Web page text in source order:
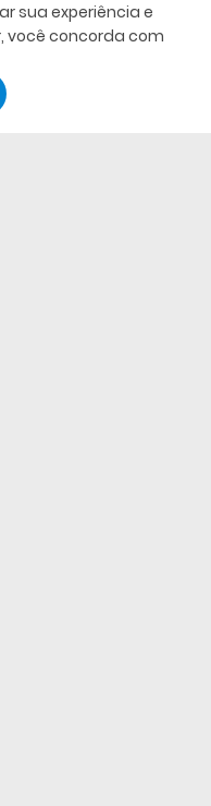
sua experiência e
você concorda com